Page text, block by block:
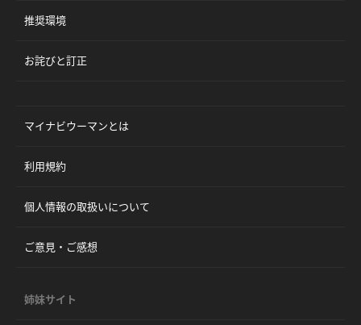
推奨環境
お詫びと訂正
マイナビウーマンとは
利用規約
個人情報の取扱いについて
ご意見・ご感想
姉妹サイト